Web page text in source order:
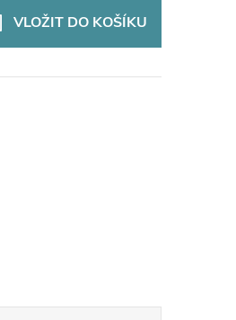
VLOŽIT DO KOŠÍKU